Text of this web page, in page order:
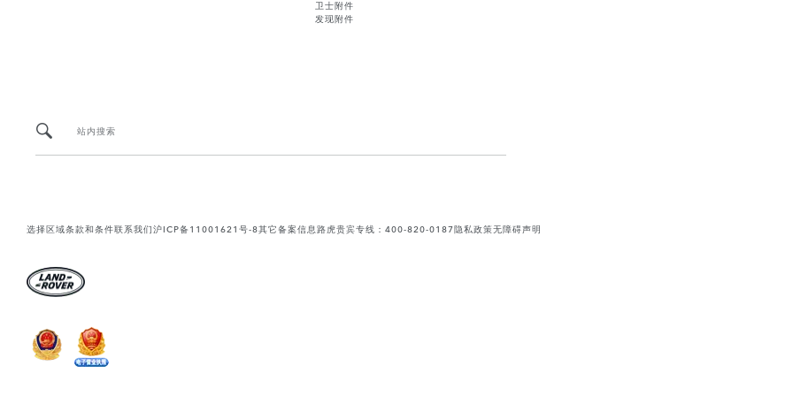
卫士附件
发现附件
站内搜索
选择区域条款和条件联系我们沪ICP备11001621号-8其它备案信息路虎贵宾专线：400-820-0187隐私政策无障碍声明